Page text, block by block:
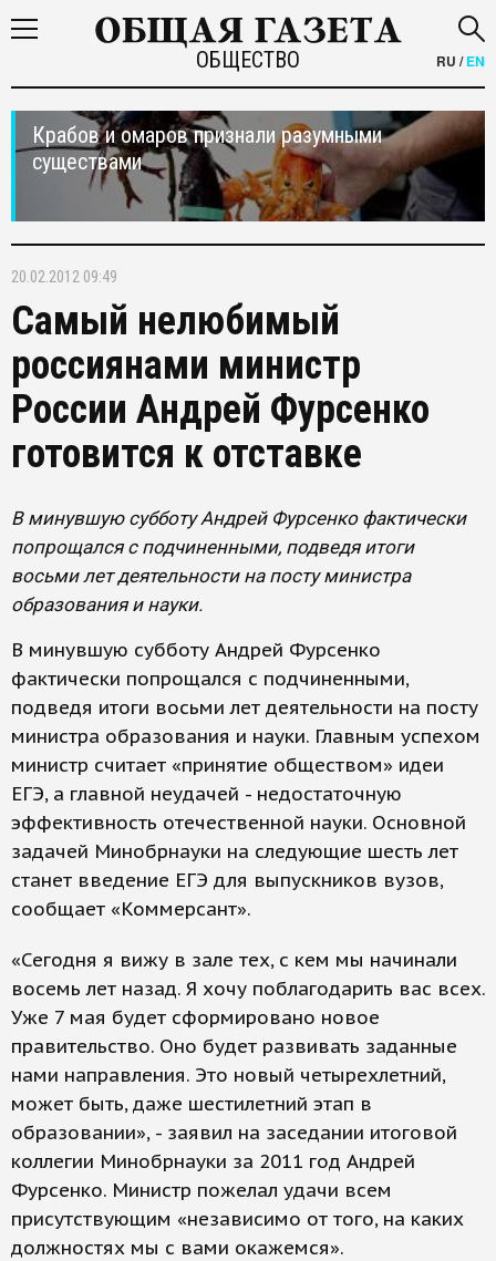
ОБЩЕСТВО RU /EN
Крабов и омаров признали разумными
существами
20.02.2012 09:49
Самый нелюбимый
россиянами министр
России Андрей Фурсенко
готовится к отставке
В минувшую субботу Андрей Фурсенко фактически
попрощался с подчиненными, подведя итоги
восьми лет деятельности на посту министра
образования и науки.
В минувшую субботу Андрей Фурсенко
фактически попрощался с подчиненными,
подведя итоги восьми лет деятельности на посту
министра образования и науки. Главным успехом
министр считает «принятие обществом» идеи
ЕГЭ, а главной неудачей - недостаточную
эффективность отечественной науки. Основной
задачей Минобрнауки на следующие шесть лет
станет введение ЕГЭ для выпускников вузов,
сообщает «Коммерсант».
«Сегодня я вижу в зале тех, с кем мы начинали
восемь лет назад. Я хочу поблагодарить вас всех.
Уже 7 мая будет сформировано новое
правительство. Оно будет развивать заданные
нами направления. Это новый четырехлетний,
может быть, даже шестилетний этап в
образовании», - заявил на заседании итоговой
коллегии Минобрнауки за 2011 год Андрей
Фурсенко. Министр пожелал удачи всем
присутствующим «независимо от того, на каких
должностях мы с вами окажемся».